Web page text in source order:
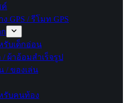
ค์
GPS / รีโมท GPS
รับเด็กอ่อน
/ ผ้าอ้อมสำเร็จรูป
/ ของเล่น
รับคนท้อง